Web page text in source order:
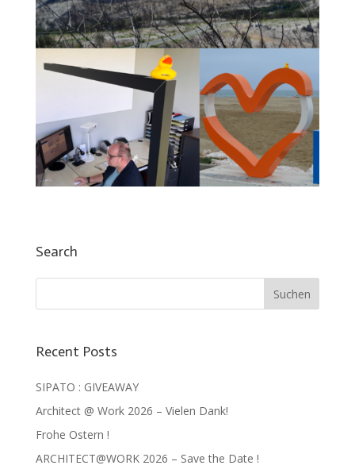
Search
Recent Posts
SIPATO : GIVEAWAY
Architect @ Work 2026 – Vielen Dank!
Frohe Ostern !
ARCHITECT@WORK 2026 – Save the Date !